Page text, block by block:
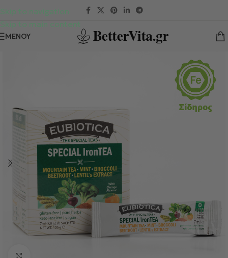
Skip to navigation
Skip to main content
ΜΕΝΟΎ